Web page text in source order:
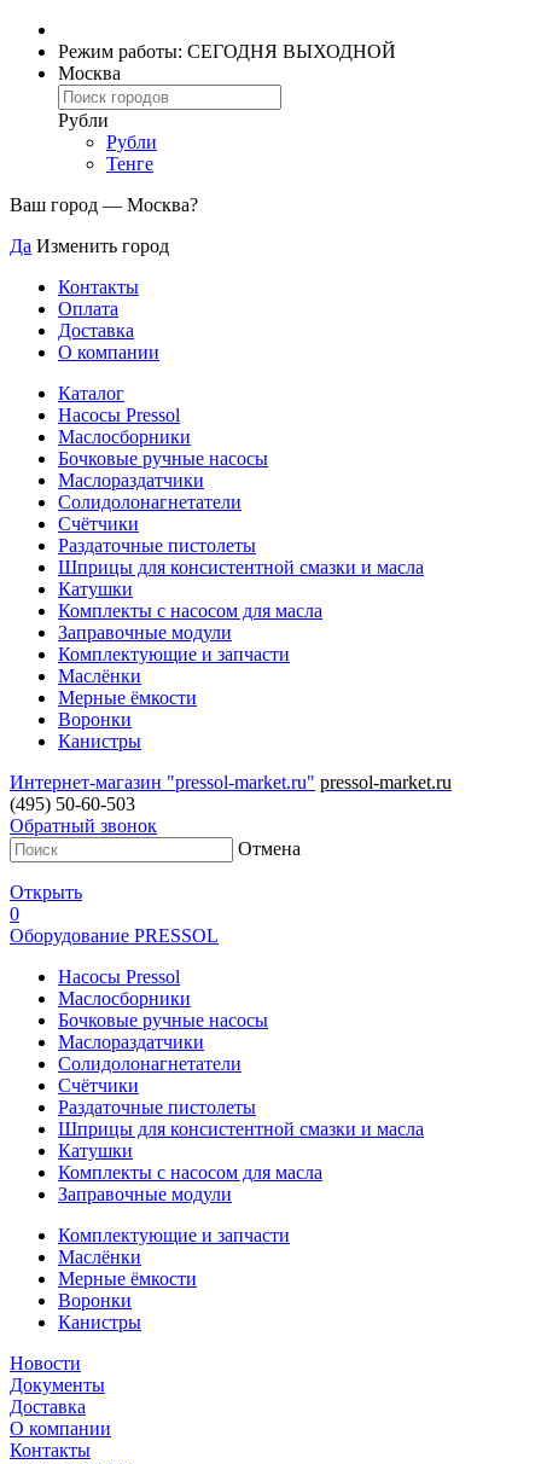
Режим работы: СЕГОДНЯ ВЫХОДНОЙ
Москва
Рубли
Рубли
Тенге
Ваш город — Москва?
Да Изменить город
Контакты
Оплата
Доставка
О компании
Каталог
Насосы Pressol
Маслосборники
Бочковые ручные насосы
Маслораздатчики
Солидолонагнетатели
Счётчики
Раздаточные пистолеты
Шприцы для консистентной смазки и масла
Катушки
Комплекты с насосом для масла
Заправочные модули
Комплектующие и запчасти
Маслёнки
Мерные ёмкости
Воронки
Канистры
Интернет-магазин "pressol-market.ru" pressol-market.ru
(495) 50-60-503
Обратный звонок
Отмена
Открыть
0
Оборудование PRESSOL
Насосы Pressol
Маслосборники
Бочковые ручные насосы
Маслораздатчики
Солидолонагнетатели
Счётчики
Раздаточные пистолеты
Шприцы для консистентной смазки и масла
Катушки
Комплекты с насосом для масла
Заправочные модули
Комплектующие и запчасти
Маслёнки
Мерные ёмкости
Воронки
Канистры
Новости
Документы
Доставка
О компании
Контакты